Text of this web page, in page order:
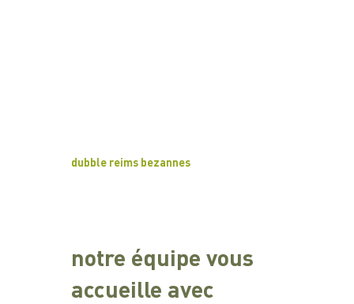
dubble reims bezannes
notre équipe vous
accueille avec